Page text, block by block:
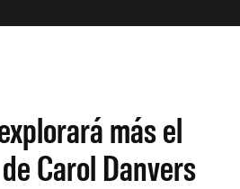
más el
Carol Danvers